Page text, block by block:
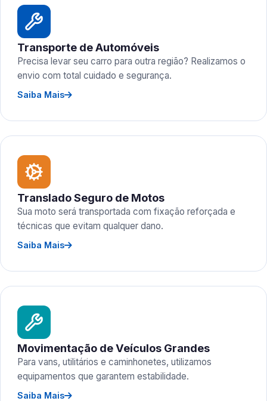
Transporte de Automóveis
Precisa levar seu carro para outra região? Realizamos o
envio com total cuidado e segurança.
Saiba Mais
Translado Seguro de Motos
Sua moto será transportada com fixação reforçada e
técnicas que evitam qualquer dano.
Saiba Mais
Movimentação de Veículos Grandes
Para vans, utilitários e caminhonetes, utilizamos
equipamentos que garantem estabilidade.
Saiba Mais